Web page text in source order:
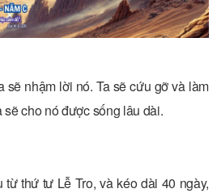
sẽ nhậm lời nó. Ta sẽ cứu gỡ và làm
cho nó được sống lâu dài.
thứ tư Lễ Tro, và kéo dài 40 ngày,